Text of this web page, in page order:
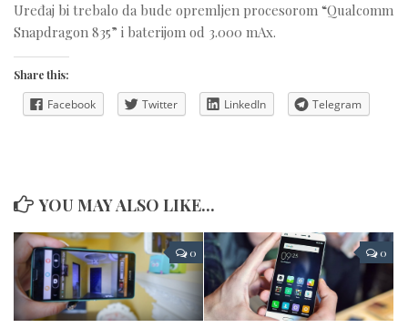
Uređaj bi trebalo da bude opremljen procesorom “Qualcomm
Snapdragon 835” i baterijom od 3.000 mAx.
Share this:
Facebook Twitter LinkedIn Telegram
YOU MAY ALSO LIKE...
0 0